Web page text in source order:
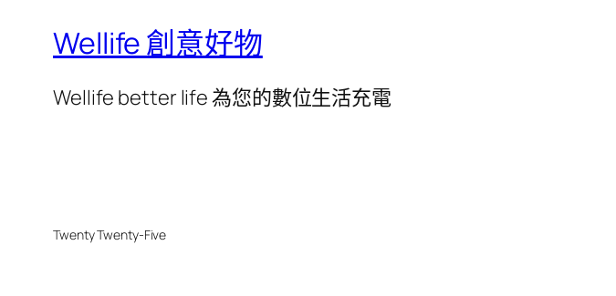
Wellife 創意好物
Wellife better life 為您的數位生活充電
Twenty Twenty-Five